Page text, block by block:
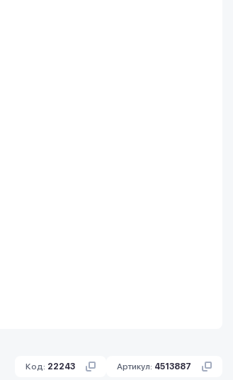
Код: 22243 Артикул: 4513887